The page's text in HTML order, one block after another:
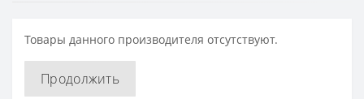
Товары данного производителя отсутствуют.
Продолжить